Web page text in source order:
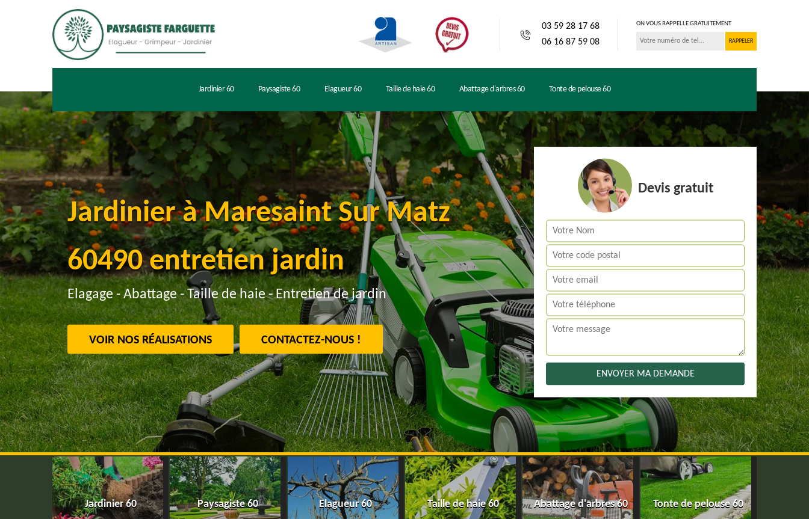
03 59 28 17 68
06 16 87 59 08
ON VOUS RAPPELLE GRATUITEMENT
Jardinier 60 Paysagiste 60 Elagueur 60 Taille de haie 60 Abattage d'arbres 60 Tonte de pelouse 60
Jardinier à Maresaint Sur Matz
60490 entretien jardin
Elagage - Abattage - Taille de haie - Entretien de jardin
VOIR NOS RÉALISATIONS CONTACTEZ-NOUS !
Devis gratuit
Jardinier 60 Paysagiste 60 Elagueur 60 Taille de haie 60 Abattage d'arbres 60 Tonte de pelouse 60